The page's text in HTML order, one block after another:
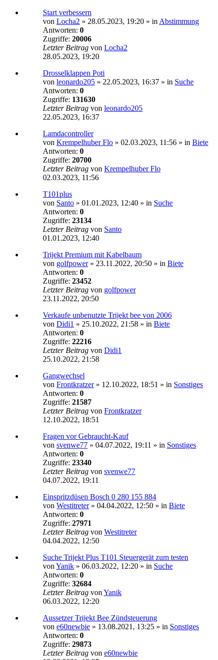
Start verbessern
von Locha2 » 28.05.2023, 19:20 » in Abstimmung
Antworten: 0
Zugriffe: 20006
Letzter Beitrag von Locha2
28.05.2023, 19:20
Drosselklappen Poti
von leonardo205 » 22.05.2023, 16:37 » in Suche
Antworten: 0
Zugriffe: 131630
Letzter Beitrag von leonardo205
22.05.2023, 16:37
Lamdacontroller
von Krempelhuber Flo » 02.03.2023, 11:56 » in Biete
Antworten: 0
Zugriffe: 20700
Letzter Beitrag von Krempelhuber Flo
02.03.2023, 11:56
T101plus
von Santo » 01.01.2023, 12:40 » in Suche
Antworten: 0
Zugriffe: 23134
Letzter Beitrag von Santo
01.01.2023, 12:40
Trijekt Premium mit Kabelbaum
von golfpower» 23.11.2022, 20:50 » in Biete
Antworten: 0
Zugriffe: 23452
Letzter Beitrag von golfpower
23.11.2022, 20:50
Verkaufe unbenutzte Trijekt bee von 2006
von Didi1 » 25.10.2022, 21:58 » in Biete
Antworten: 0
Zugriffe: 22216
Letzter Beitrag von Didi1
25.10.2022, 21:58
Gangwechsel
von Frontkratzer» 12.10.2022, 18:51 » in Sonstiges
Antworten: 0
Zugriffe: 21587
Letzter Beitrag von Frontkratzer
12.10.2022, 18:51
Fragen vor Gebraucht-Kauf
von svenwe77 » 04.07.2022, 19:11 » in Sonstiges
Antworten: 0
Zugriffe: 23340
Letzter Beitrag von svenwe77
04.07.2022, 19:11
Einspritzdüsen Bosch 0 280 155 884
von Westitreter» 04.04.2022, 12:50 » in Biete
Antworten: 0
Zugriffe: 27971
Letzter Beitrag von Westitreter
04.04.2022, 12:50
Suche Trijekt Plus T101 Steuergerät zum testen
von Yanik » 06.03.2022, 12:20 » in Suche
Antworten: 0
Zugriffe: 32684
Letzter Beitrag von Yanik
06.03.2022, 12:20
Aussetzer Trijekt Bee Zündsteuerung
von e60newbie » 13.08.2021, 13:25 » in Sonstiges
Antworten: 0
Zugriffe: 29873
Letzter Beitrag von e60newbie